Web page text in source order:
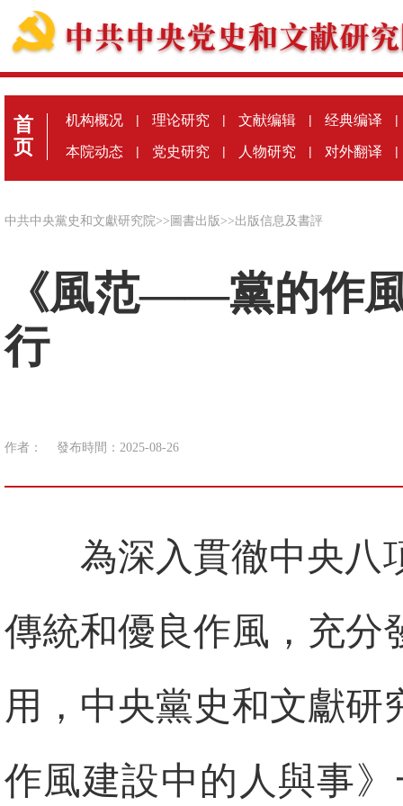
首
页
机构概况 | 理论研究 | 文献编辑 | 经典编译 |
本院动态 | 党史研究 | 人物研究 | 对外翻译 |
中共中央黨史和文獻研究院>> 圖書出版 >>出版信息及書評
《風范——黨的作
行
作者： 發布時間：2025-08-26
為深入貫徹中央八
傳統和優良作風，充分
用，中央黨史和文獻
作風建設中的人與事